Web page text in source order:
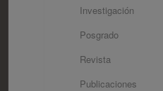
Investigación
Posgrado
Revista
Publicaciones